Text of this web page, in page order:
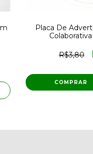
Placa De
R$3,80